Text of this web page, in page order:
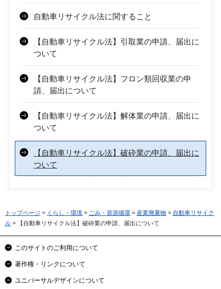
自動車リサイクル法に関すること
【自動車リサイクル法】引取業の申請、届出に
ついて
【自動車リサイクル法】フロン類回収業の申
請、届出について
【自動車リサイクル法】解体業の申請、届出に
ついて
【自動車リサイクル法】破砕業の申請、届出に
ついて
トップページ > くらし・環境 > ごみ・資源循環 > 産業廃棄物 > 自動車リサイク
ル > 【自動車リサイクル法】破砕業の申請、届出について
このサイトのご利用について
著作権・リンクについて
ユニバーサルデザインについて